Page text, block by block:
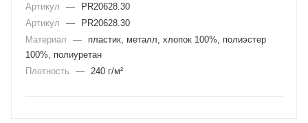
Артикул —
PR20628.30
Артикул
—
PR20628.30
Материал
—
пластик, металл, хлопок 100%, полиэстер
100%, полиуретан
Плотность
— 240 г/м²